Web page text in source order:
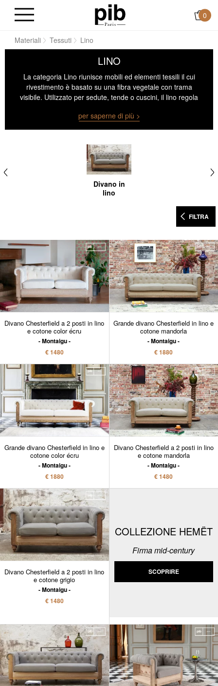
0
Materiali Tessuti Lino
LINO
La categoria Lino riunisce mobili ed elementi tessili il cui
rivestimento è basato su una fibra vegetale con trama
visibile. Utilizzato per sedute, tende o cuscini, il lino regola
consistenza irregolare gli conferisce un aspetto opaco e
privo di lucentezza che ammorbidisce le linee rigide. Il
aspetto anche dopo un uso frequente. Il lino viene scelto
per la sua capacità di bilanciare i volumi e per la sua
compatibilità con le materie prime o minerali.
per saperne di più >
Divano in
lino
FILTRA
Divano Chesterfield a 2 posti in lino
e cotone color écru
Montaigu
€ 1480
Grande divano Chesterfield in lino e
cotone mandorla
Montaigu
€ 1880
Grande divano Chesterfield in lino e
cotone color écru
Montaigu
€ 1880
Divano Chesterfield a 2 posti in lino
e cotone mandorla
Montaigu
€ 1480
Divano Chesterfield a 2 posti in lino
e cotone grigio
Montaigu
€ 1480
COLLEZIONE HEMËT
Firma mid-century
SCOPRIRE